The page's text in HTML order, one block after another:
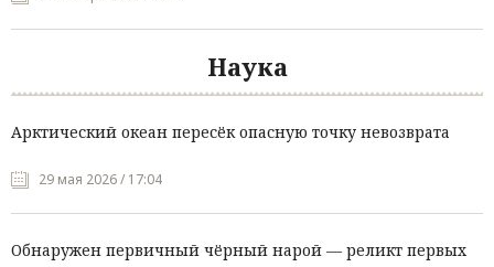
Наука
Арктический океан пересёк опасную точку невозврата
29 мая 2026 / 17:04
Обнаружен первичный чёрный нарой — реликт первых